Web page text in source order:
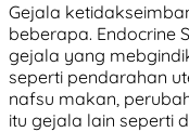
Gejala
beberapa. Endocrine
gejala yang
seperti pendarahan
nafsu makan,
itu gejala lain seperti